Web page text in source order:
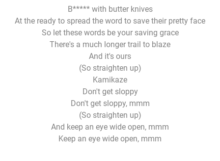
B***** with butter knives
At the ready to spread the word to save their pretty face
So let these words be your saving grace
There's a much longer trail to blaze
And it's ours
(So straighten up)
Kamikaze
Don't get sloppy
Don't get sloppy, mmm
(So straighten up)
And keep an eye wide open, mmm
Keep an eye wide open, mmm